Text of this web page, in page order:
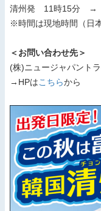
清州発 11時15分 →
※時間は現地時間（日
＜お問い合わせ先＞
(株)ニュージャパント
→HPはこちらから